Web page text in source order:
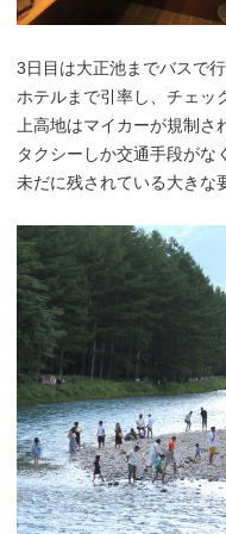
3日目は大正池までバスで
ホテルまで引率し、チェッ
上高地はマイカーが規制
タクシーしか交通手段がな
未だに残されている大きな